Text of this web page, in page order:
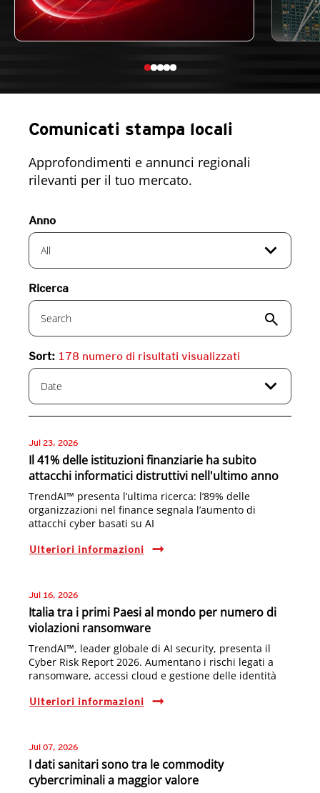
Comunicati stampa locali
Approfondimenti e annunci regionali
rilevanti per il tuo mercato.
Anno
All expand_more
Ricerca
search
Sort: 178 numero di risultati visualizzati
Date expand_more
Jul 23, 2026
Il 41% delle istituzioni finanziarie ha subito
attacchi informatici distruttivi nell'ultimo anno
TrendAI™ presenta l’ultima ricerca: l’89% delle
organizzazioni nel finance segnala l’aumento di
attacchi cyber basati su AI
Ulteriori informazioni
Jul 16, 2026
Italia tra i primi Paesi al mondo per numero di
violazioni ransomware
TrendAI™, leader globale di AI security, presenta il
Cyber Risk Report 2026. Aumentano i rischi legati a
ransomware, accessi cloud e gestione delle identità
Ulteriori informazioni
Jul 07, 2026
I dati sanitari sono tra le commodity
cybercriminali a maggior valore